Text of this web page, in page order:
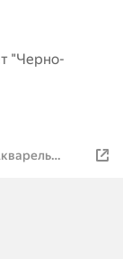
"Черно-